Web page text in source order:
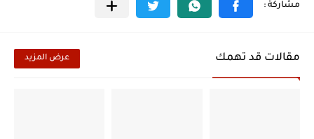
مقالات قد تهمك عرض المزيد